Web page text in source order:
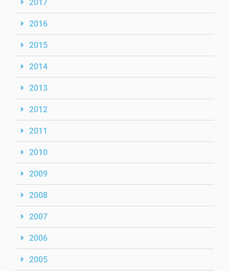
2017
2016
2015
2014
2013
2012
2011
2010
2009
2008
2007
2006
2005